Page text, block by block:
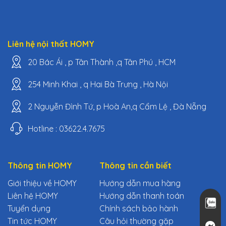
Liên hệ nội thất HOMY
20 Bác Ái , p Tân Thành ,q Tân Phú , HCM
254 Minh Khai , q Hai Bà Trưng , Hà Nội
2 Nguyễn Đình Tứ, p Hoà An,q Cẩm Lệ , Đà Nẵng
Hotline : 03622.4.7675
Thông tin HOMY
Giới thiệu về HOMY
Liên hệ HOMY
Tuyển dụng
Tin tức HOMY
Thông tin cần biết
Hướng dẫn mua hàng
Hướng dẫn thanh toán
Chính sách bảo hành
Câu hỏi thường gặp